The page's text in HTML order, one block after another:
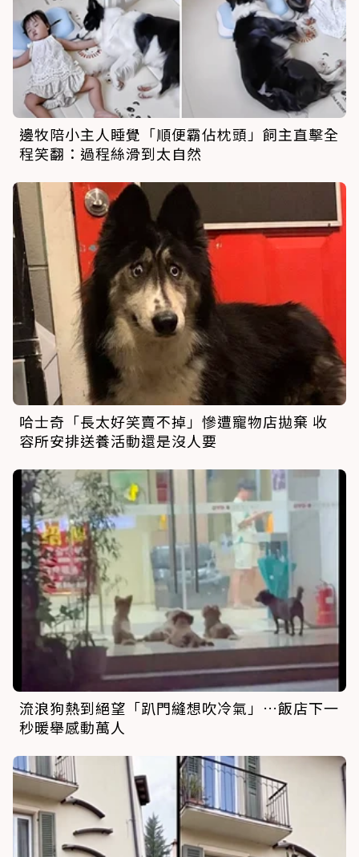
邊牧陪小主人睡覺「順便霸佔枕頭」飼主直擊全
程笑翻：過程絲滑到太自然
哈士奇「長太好笑賣不掉」慘遭寵物店拋棄 收
容所安排送養活動還是沒人要
流浪狗熱到絕望「趴門縫想吹冷氣」…飯店下一
秒暖舉感動萬人